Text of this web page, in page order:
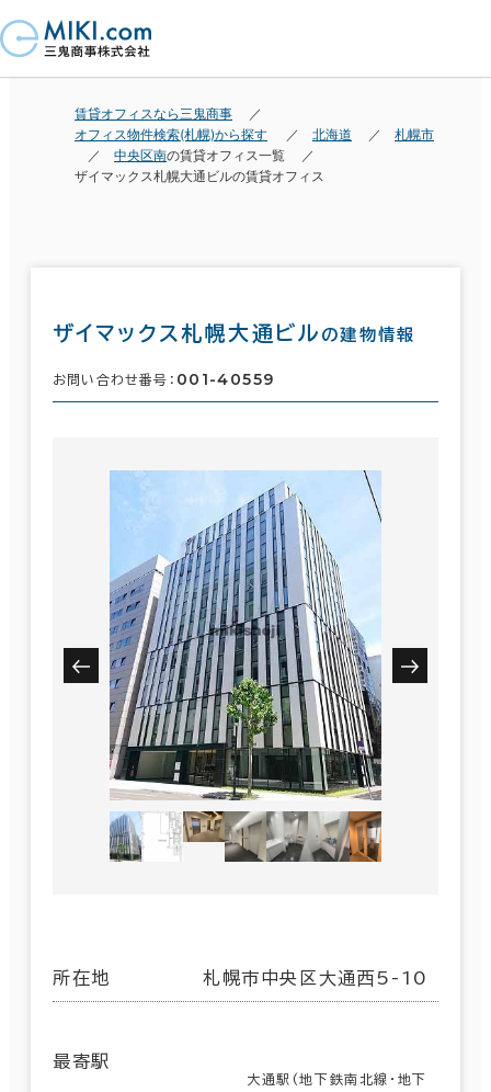
賃貸オフィスなら三鬼商事
オフィス物件検索(札幌)から探す
北海道
札幌市
中央区南の賃貸オフィス一覧
ザイマックス札幌大通ビルの賃貸オフィス
ザイマックス札幌大通ビル の建物情報
お問い合わせ番号： 001-40559
所在地 札幌市中央区大通西5-10
最寄駅
大通駅(地下鉄南北線･地下